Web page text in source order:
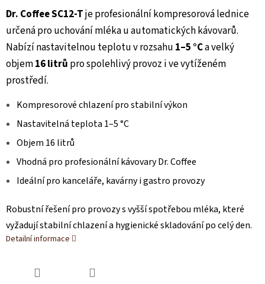
Dr. Coffee SC12-Tje profesionální kompresorová lednice
určená pro uchování mléka u automatických kávovarů.
Nabízí nastavitelnou teplotu v rozsahu 1–5 °Ca velký
objem16 litrů pro spolehlivý provoz i ve vytíženém
prostředí.
Kompresorové chlazení pro stabilní výkon
Nastavitelná teplota 1–5 °C
Objem 16 litrů
Vhodná pro profesionální kávovary Dr. Coffee
Ideální pro kanceláře, kavárny i gastro provozy
Robustní řešení pro provozy s vyšší spotřebou mléka, které
vyžadují stabilní chlazení a hygienické skladování po celý den.
Detailní informace